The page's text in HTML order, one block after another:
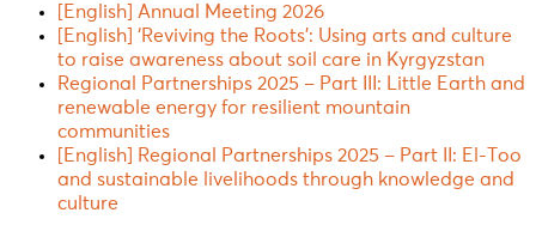
[English] Annual Meeting 2026
[English] ‘Reviving the Roots’: Using arts and culture
to raise awareness about soil care in Kyrgyzstan
Regional Partnerships 2025 – Part III: Little Earth and
renewable energy for resilient mountain
communities
[English] Regional Partnerships 2025 – Part II: El-Too
and sustainable livelihoods through knowledge and
culture